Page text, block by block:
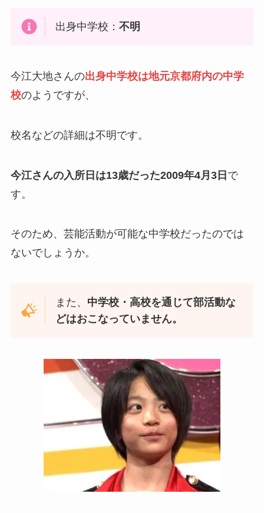
出身中学校：不明
今江大地さんの出身中学校は地元京都府内の中学
校のようですが、
校名などの詳細は不明です。
今江さんの入所日は13歳だった2009年4月3日 で
す。
そのため、芸能活動が可能な中学校だったのでは
ないでしょうか。
また、 中学校・高校を通じて部活動な
どはおこなっていません。